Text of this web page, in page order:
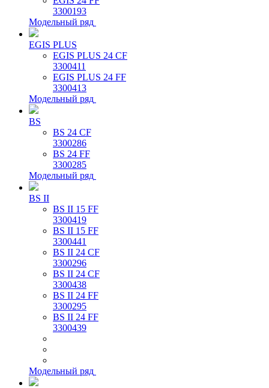
3300193
Модельный ряд
EGIS PLUS
EGIS PLUS 24 CF
3300411
EGIS PLUS 24 FF
3300413
Модельный ряд
BS
BS 24 CF
3300286
BS 24 FF
3300285
Модельный ряд
BS II
BS II 15 FF
3300419
BS II 15 FF
3300441
BS II 24 CF
3300296
BS II 24 CF
3300438
BS II 24 FF
3300295
BS II 24 FF
3300439
Модельный ряд